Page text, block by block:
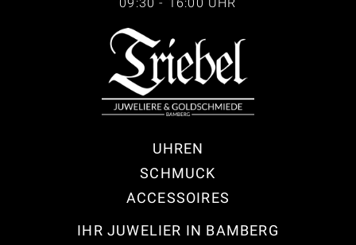
UHREN
SCHMUCK
ACCESSOIRES
IHR JUWELIER IN BAMBERG